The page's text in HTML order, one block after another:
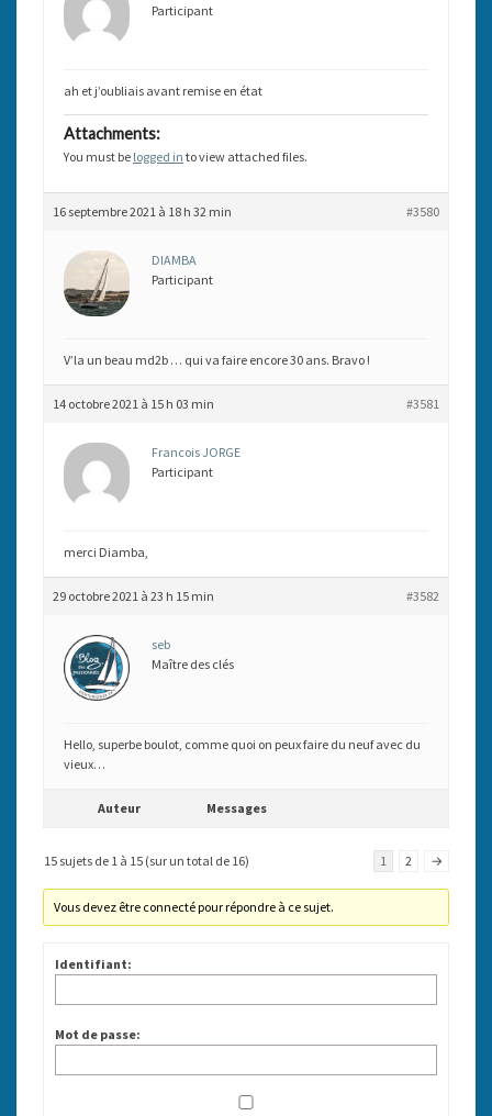
Participant
ah et j’oubliais avant remise en état
Attachments:
You must be logged in to view attached files.
16 septembre 2021 à 18 h 32 min #3580
DIAMBA
Participant
V’la un beau md2b … qui va faire encore 30 ans. Bravo !
14 octobre 2021 à 15 h 03 min #3581
Francois JORGE
Participant
merci Diamba,
29 octobre 2021 à 23 h 15 min #3582
seb
Maître des clés
Hello, superbe boulot, comme quoi on peux faire du neuf avec du
vieux…
Auteur Messages
15 sujets de 1 à 15 (sur un total de 16) 1 2 →
Vous devez être connecté pour répondre à ce sujet.
Identifiant:
Mot de passe: